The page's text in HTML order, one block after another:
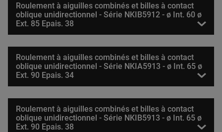
Roulement à aiguilles combinés et billes à contact
oblique unidirectionnel - Série NKIB5912 - ø Int. 60 ø
Ext. 85 Epais. 38
Roulement à aiguilles combinés et billes à contact
oblique unidirectionnel - Série NKIA5913 - ø Int. 65 ø
Ext. 90 Epais. 34
Roulement à aiguilles combinés et billes à contact
oblique unidirectionnel - Série NKIB5913 - ø Int. 65 ø
Ext. 90 Epais. 38